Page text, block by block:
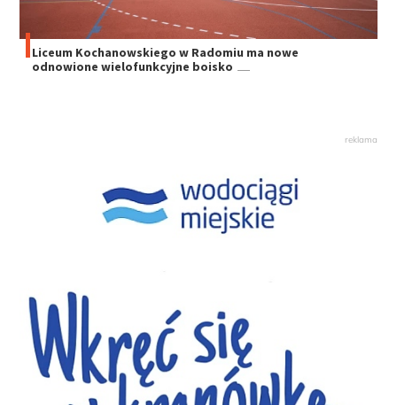
Liceum Kochanowskiego w Radomiu ma nowe
odnowione wielofunkcyjne boisko